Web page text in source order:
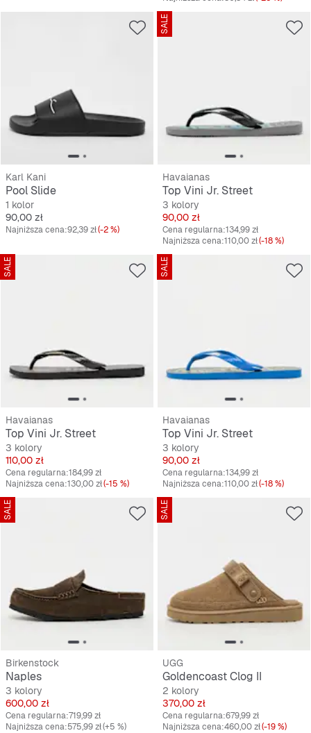
Karl Kani
Pool Slide
1 kolor
Cena
90,00 zł
Najniższa cena:92,39 zł(-2 %)
SALE
Havaianas
Top Vini Jr. Street
3 kolory
Cena
90,00 zł
Cena regularna:134,99 zł
Najniższa cena:110,00 zł(-18 %)
SALE
Havaianas
Top Vini Jr. Street
3 kolory
Cena
110,00 zł
Cena regularna:184,99 zł
Najniższa cena:130,00 zł(-15 %)
SALE
Havaianas
Top Vini Jr. Street
3 kolory
Cena
90,00 zł
Cena regularna:134,99 zł
Najniższa cena:110,00 zł(-18 %)
SALE
Birkenstock
Naples
3 kolory
Cena
600,00 zł
Cena regularna:719,99 zł
Najniższa cena:575,99 zł(+5 %)
SALE
UGG
Goldencoast Clog II
2 kolory
Cena
370,00 zł
Cena regularna:679,99 zł
Najniższa cena:460,00 zł(-19 %)